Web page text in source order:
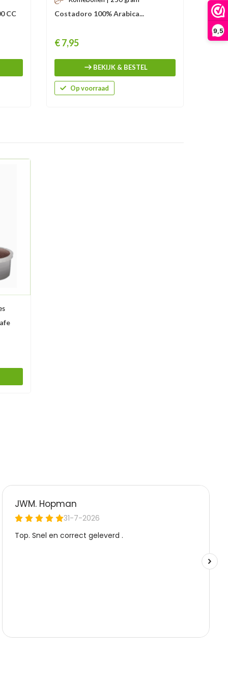
9,5
CC Costadoro 100% Arabica...
Prijs
€ 7,95
BEKIJK & BESTEL
Op voorraad
Prijs
Vanaf: